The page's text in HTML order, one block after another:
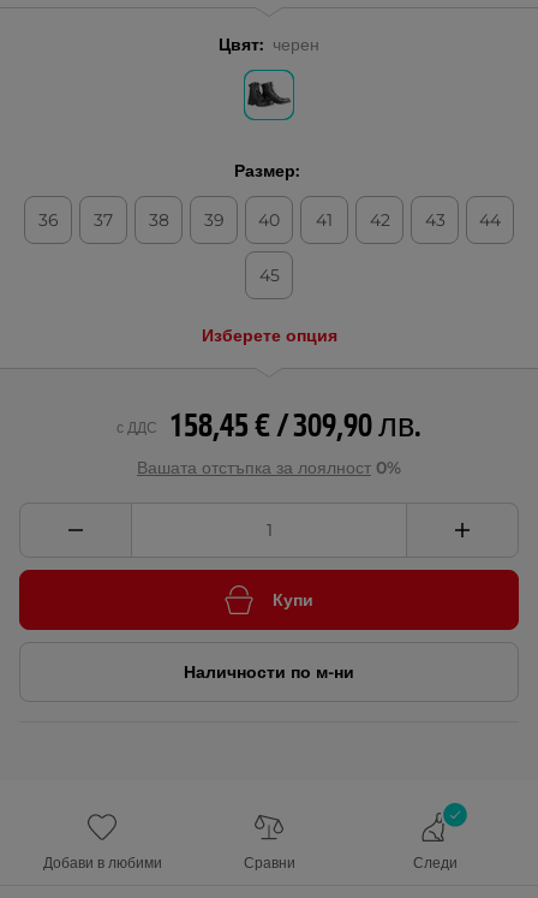
Цвят: черен
Размер:
36 37 38 39 40 41 42 43 44
45
Изберете опция
158,45 € / 309,90 лв.
с ДДС
Вашата отстъпка за лоялност 0%
Купи
Наличности по м-ни
Добави в любими Сравни Следи